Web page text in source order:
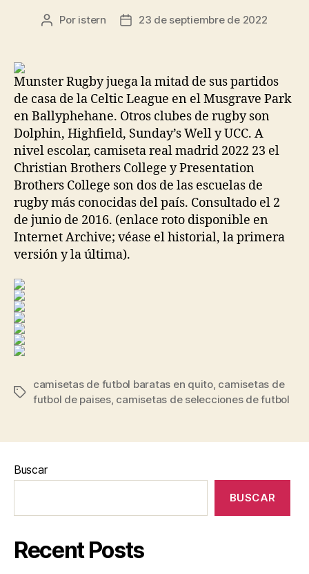
Autor
Por istern
Fecha23 de septiembre de 2022
Munster Rugby juega la mitad de sus partidos
de casa de la Celtic League en el Musgrave Park
en Ballyphehane. Otros clubes de rugby son
Dolphin, Highfield, Sunday’s Well y UCC. A
nivel escolar, camiseta real madrid 2022 23 el
Christian Brothers College y Presentation
Brothers College son dos de las escuelas de
rugby más conocidas del país. Consultado el 2
de junio de 2016. (enlace roto disponible en
Internet Archive; véase el historial, la primera
versión y la última).
Etiquetas
camisetas de futbol baratas en quito, camisetas de
futbol de paises, camisetas de selecciones de futbol
Buscar
BUSCAR
Recent Posts